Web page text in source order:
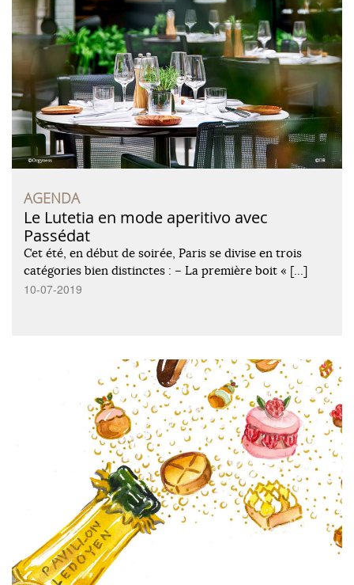
AGENDA
Le Lutetia en mode aperitivo avec
Passédat
Cet été, en début de soirée, Paris se divise en trois
catégories bien distinctes : – La première boit « […]
10-07-2019